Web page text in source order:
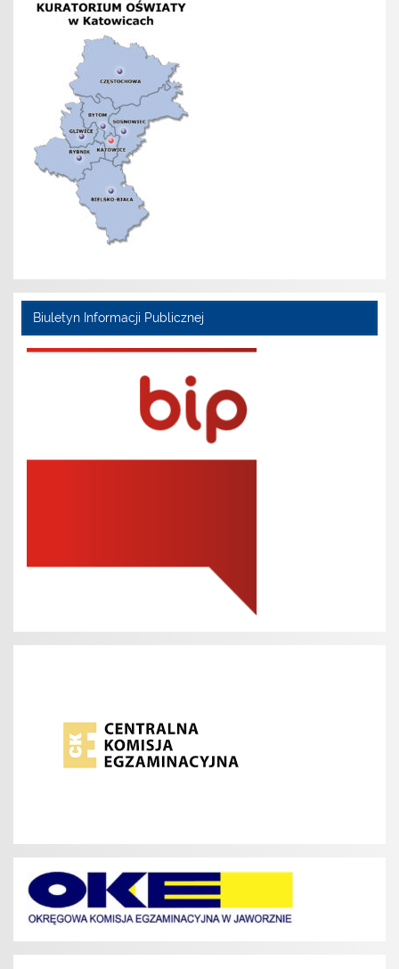
Biuletyn Informacji Publicznej